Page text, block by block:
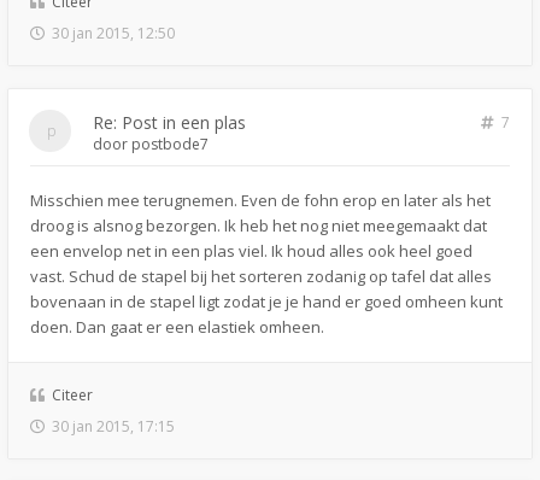
30 jan 2015, 12:50
Re: Post in een plas
7
door postbode7
Misschien mee terugnemen. Even de fohn erop en later als het
droog is alsnog bezorgen. Ik heb het nog niet meegemaakt dat
een envelop net in een plas viel. Ik houd alles ook heel goed
vast. Schud de stapel bij het sorteren zodanig op tafel dat alles
bovenaan in de stapel ligt zodat je je hand er goed omheen kunt
doen. Dan gaat er een elastiek omheen.
Citeer
30 jan 2015, 17:15